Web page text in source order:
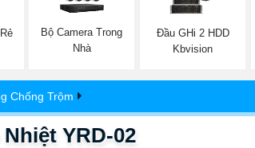
Bộ Camera Trong
Nhà
Đầu GHi 2 HDD
Kbvision
Chống Trộm
YRD-02